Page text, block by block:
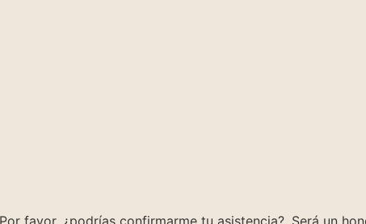
favor, ¿podrías confirmarme tu asistencia?. Será un